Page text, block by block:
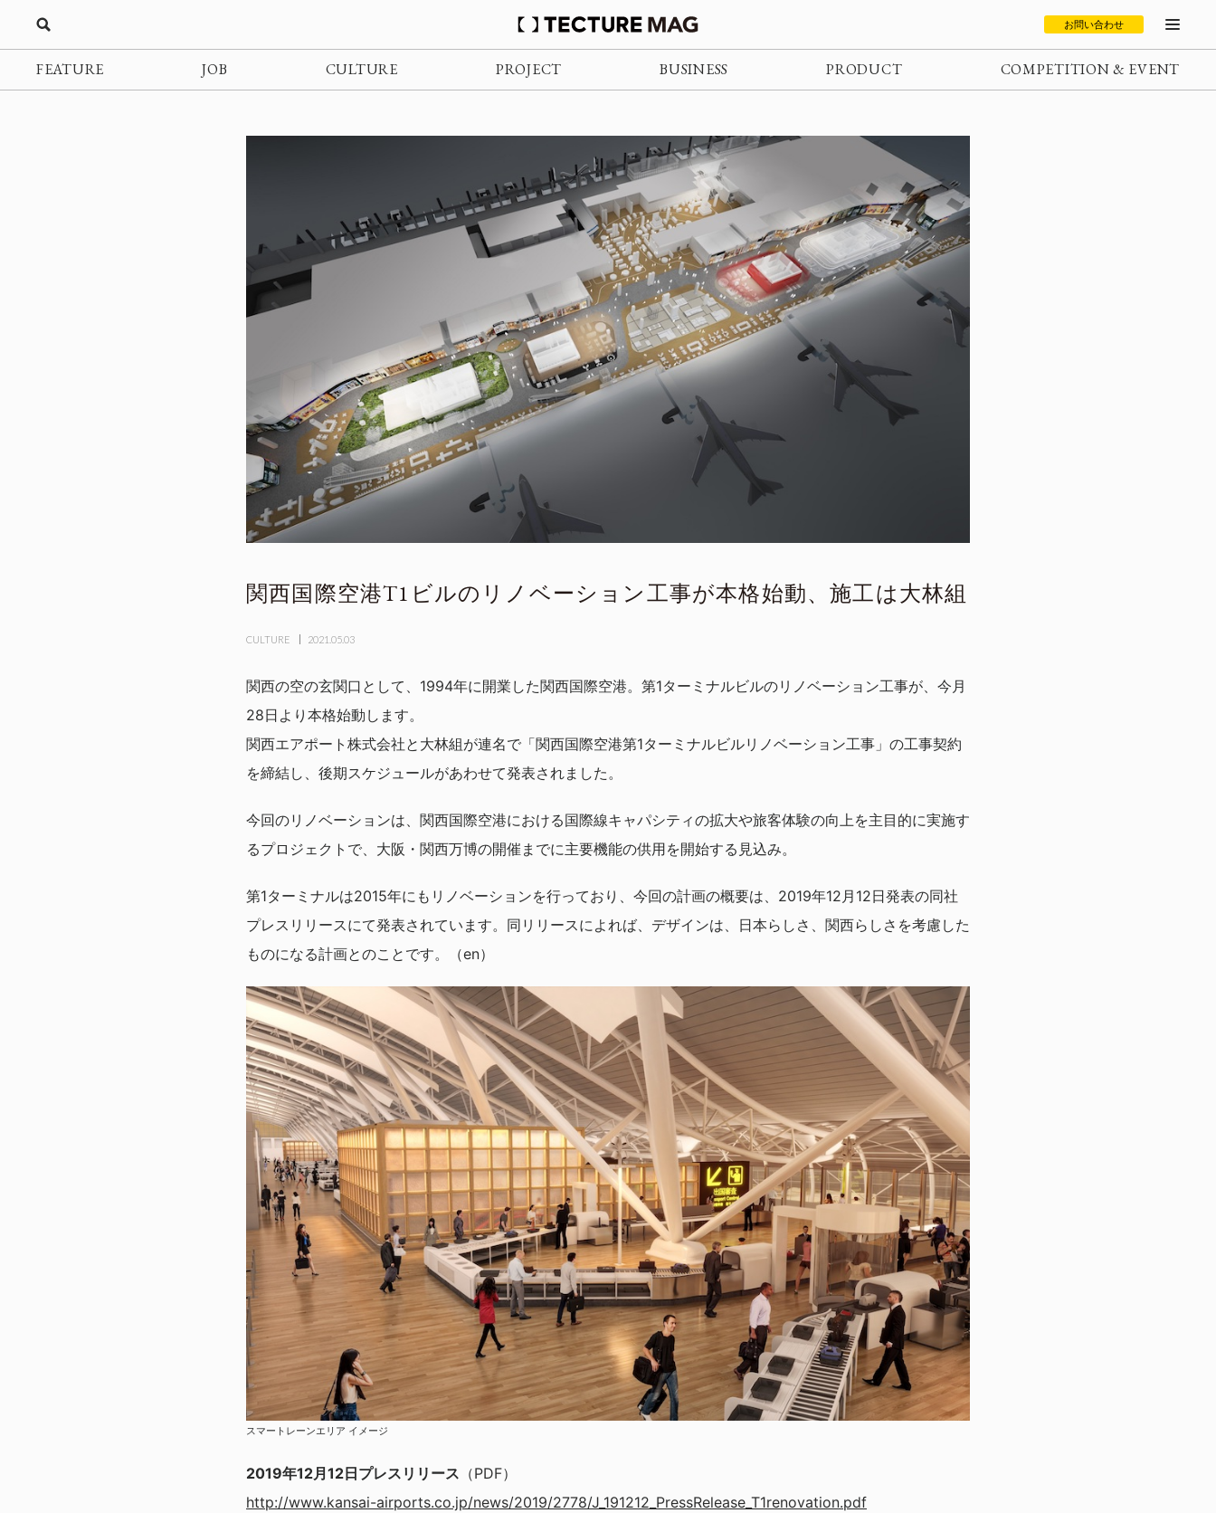
お問い合わせ
FEATURE JOB CULTURE PROJECT BUSINESS PRODUCT COMPETITION & EVENT
関西国際空港T1ビルのリノベーション工事が本格始動、施工は大林組
CULTURE 2021.05.03
関西の空の玄関口として、1994年に開業した関西国際空港。第1ターミナルビルのリノベーション工事が、今月
28日より本格始動します。
関西エアポート株式会社と大林組が連名で「関西国際空港第1ターミナルビルリノベーション工事」の工事契約
を締結し、後期スケジュールがあわせて発表されました。
今回のリノベーションは、関西国際空港における国際線キャパシティの拡大や旅客体験の向上を主目的に実施す
るプロジェクトで、大阪・関西万博の開催までに主要機能の供用を開始する見込み。
第1ターミナルは2015年にもリノベーションを行っており、今回の計画の概要は、2019年12月12日発表の同社
プレスリリースにて発表されています。同リリースによれば、デザインは、日本らしさ、関西らしさを考慮した
ものになる計画とのことです。（en）
スマートレーンエリア イメージ
2019年12月12日プレスリリース （PDF）
http://www.kansai-airports.co.jp/news/2019/2778/J_191212_PressRelease_T1renovation.pdf